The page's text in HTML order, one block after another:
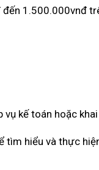
1.500.000vnđ
kế toán hoặc
hiểu và thực